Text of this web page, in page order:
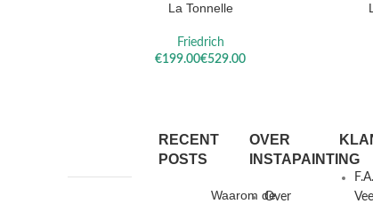
OPTIES SELECTERENLa Tonnelle
Friedrich
€
€
RECENT
POSTS
Waarom de
OVER
INSTAPAINTING
Over